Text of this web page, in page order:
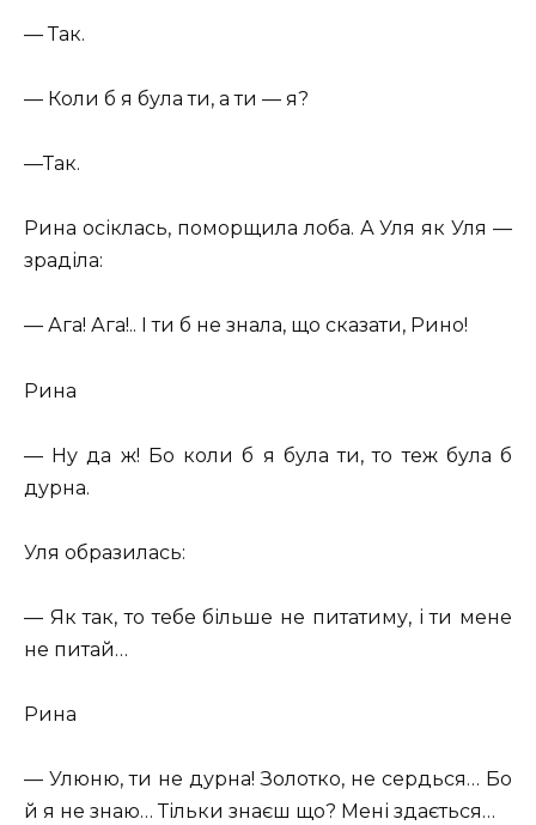
— Так.
— Коли б я була ти, а ти — я?
—Так.
Рина осіклась, поморщила лоба. А Уля як Уля —
зраділа:
— Ага! Ага!.. І ти б не знала, що сказати, Рино!
Рина
— Ну да ж! Бо коли б я була ти, то теж була б
дурна.
Уля образилась:
— Як так, то тебе більше не питатиму, і ти мене
не питай…
Рина
— Улюню, ти не дурна! Золотко, не сердься… Бо
й я не знаю… Тільки знаєш що? Мені здається…